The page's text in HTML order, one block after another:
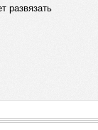
развязать